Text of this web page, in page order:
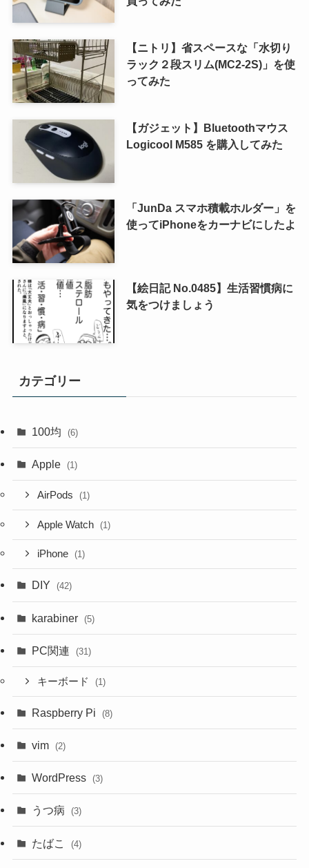
【ニトリ】省スペースな「水切り
ラック２段スリム(MC2-2S)」を使
ってみた
【ガジェット】Bluetoothマウス
Logicool M585 を購入してみた
「JunDa スマホ積載ホルダー」を
使ってiPhoneをカーナビにしたよ
【絵日記 No.0485】生活習慣病に
気をつけましょう
カテゴリー
100均 (6)
Apple (1)
AirPods (1)
Apple Watch (1)
iPhone (1)
DIY (42)
karabiner (5)
PC関連 (31)
キーボード (1)
Raspberry Pi (8)
vim (2)
WordPress (3)
うつ病 (3)
たばこ (4)